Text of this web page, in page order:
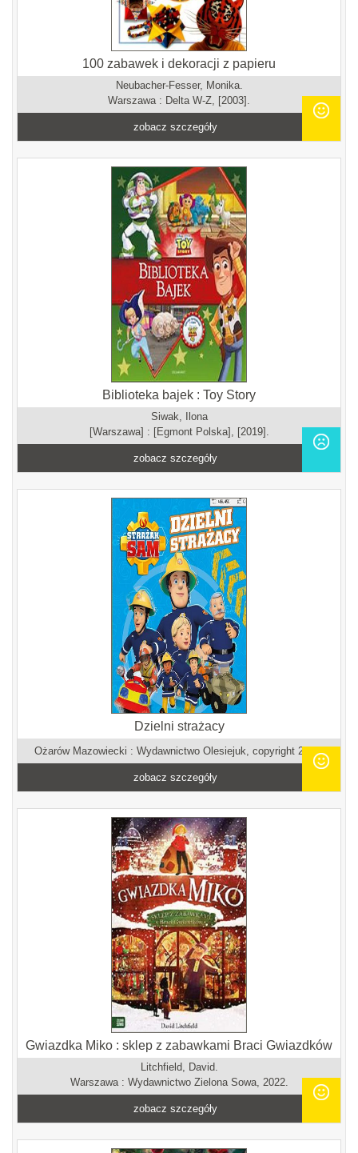
100 zabawek i dekoracji z papieru
Neubacher-Fesser, Monika.
Warszawa : Delta W-Z, [2003].
zobacz szczegóły
Biblioteka bajek : Toy Story
Siwak, Ilona
[Warszawa] : [Egmont Polska], [2019].
zobacz szczegóły
Dzielni strażacy
Ożarów Mazowiecki : Wydawnictwo Olesiejuk, copyright 2018.
zobacz szczegóły
Gwiazdka Miko : sklep z zabawkami Braci Gwiazdków
Litchfield, David.
Warszawa : Wydawnictwo Zielona Sowa, 2022.
zobacz szczegóły